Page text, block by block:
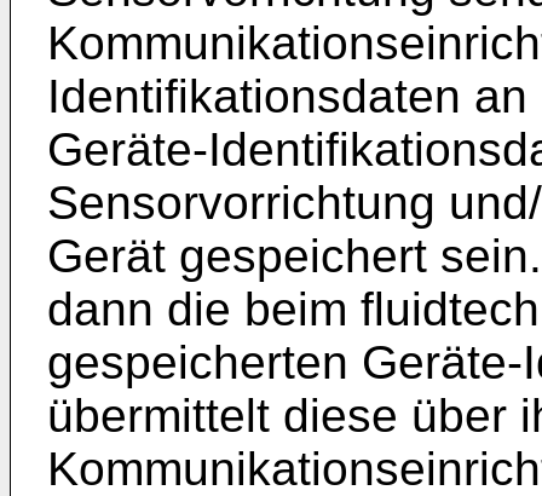
Identifikationsdaten
Geräte-
Sensorvorrichtung
Gerät gespeichert
dann die beim
gespeicherten
übermittelt diese über